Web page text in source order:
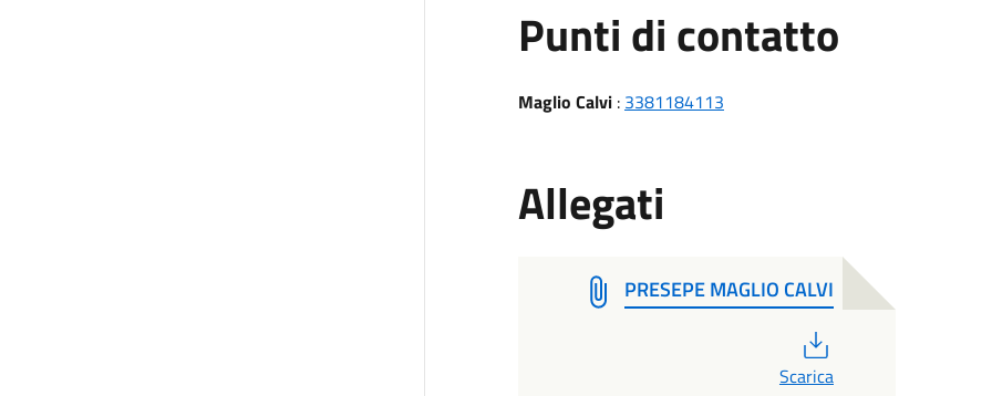
Punti di contatto
Maglio Calvi : 3381184113
Allegati
PRESEPE MAGLIO CALVI
Scarica